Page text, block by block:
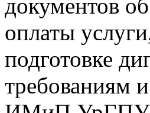
документов
оплаты
подготовке
требованиям